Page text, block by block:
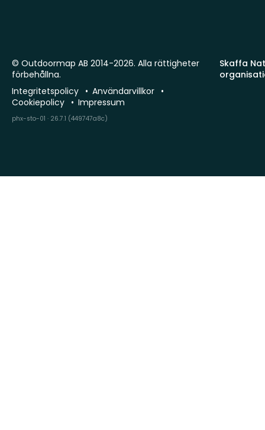
Skaffa
© Outdoormap AB 2014-2026. Alla rättigheter
förbehållna.
Integritetspolicy
Användarvillkor
Cookiepolicy
Impressum
phx-sto-01 · 26.7.1 (449747a8c)